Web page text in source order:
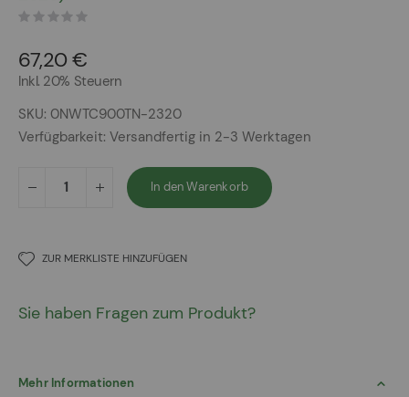
67,20 €
Inkl. 20% Steuern
SKU 0NWTC900TN-2320
Verfügbarkeit: Versandfertig in 2-3 Werktagen
In den Warenkorb
ZUR MERKLISTE HINZUFÜGEN
Sie haben Fragen zum Produkt?
Mehr Informationen